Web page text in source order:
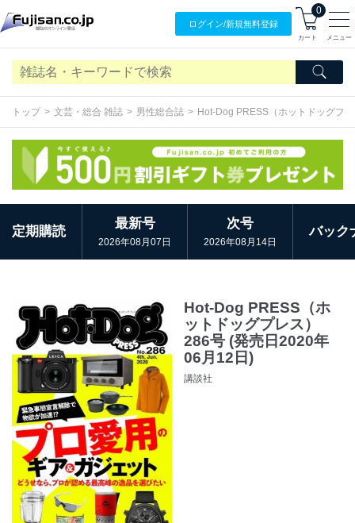
ログイン/新規無料登録
0
カート メニュー
トップ 文芸・総合 雑誌 男性総合誌 Hot-Dog PRESS（ホットドッグプ
定期購読
最新号
2026年08月07日
次号
2026年08月14日
バック
Hot-Dog PRESS（ホ
ットドッグプレス）
286号 (発売日2020年
06月12日)
講談社